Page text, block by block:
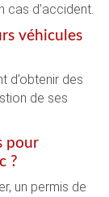
cas d’accident.
véhicules
d’obtenir des
de ses
pour
?
un permis de